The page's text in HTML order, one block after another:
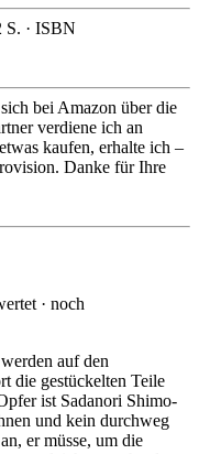
S. · ISBN
bei Amazon über die
verdiene ich an
kaufen, erhalte ich –
Danke für Ihre
· noch
auf den
die gestü­ckelten Teile
ist Sadanori Shimo­
und kein durchweg
er müsse, um die